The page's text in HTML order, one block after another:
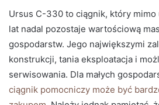
Ursus C-330 to ciągnik, który mimo
lat nadal pozostaje wartościową
gospodarstw. Jego największymi
konstrukcji, tania eksploatacja i
serwisowania. Dla małych
ciągnik pomocniczy może być